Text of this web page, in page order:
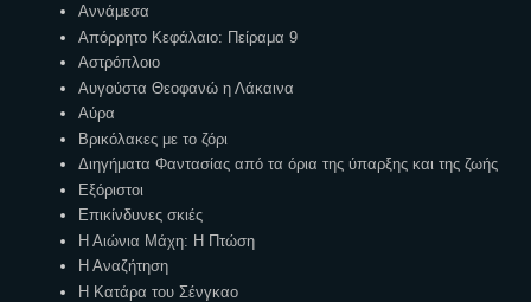
Αννάμεσα
Απόρρητο Κεφάλαιο: Πείραμα 9
Αστρόπλοιο
Αυγούστα Θεοφανώ η Λάκαινα
Αύρα
Βρικόλακες με το ζόρι
Διηγήματα Φαντασίας από τα όρια της ύπαρξης και της ζωής
Εξόριστοι
Επικίνδυνες σκιές
Η Αιώνια Μάχη: Η Πτώση
Η Αναζήτηση
Η Κατάρα του Σένγκαο